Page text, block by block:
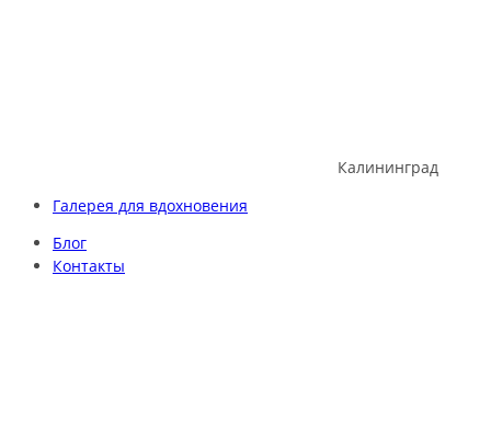
Калининград
Галерея для вдохновения
Блог
Контакты